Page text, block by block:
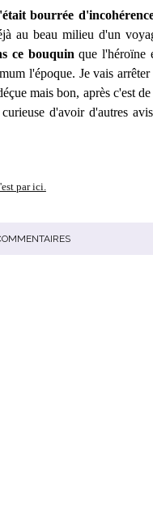
bourrée
au beau milieu d'un
ce bouquinque l'héroïne
l'époque. Je vais arrêter
mais bon, après c'est de
d'avoir d'autres
par ici.